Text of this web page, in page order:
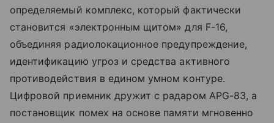
определяемый комплекс, который фактически
становится «электронным щитом» для F-16,
объединяя радиолокационное предупреждение,
идентификацию угроз и средства активного
противодействия в едином умном контуре.
Цифровой приемник дружит с радаром APG-83, а
постановщик помех на основе памяти мгновенно